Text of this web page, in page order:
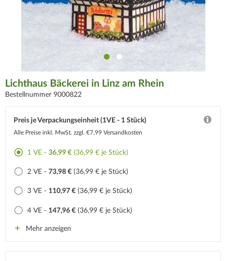
Lichthaus Bäckerei in Linz am Rhein
Bestellnummer 9000822
Preis je Verpackungseinheit (1VE - 1 Stück)
Alle Preise inkl. MwSt. zzgl. €7,99 Versandkosten
1 VE - 36,99 € (36,99 € je Stück)
2 VE - 73,98 € (36,99 € je Stück)
3 VE - 110,97 € (36,99 € je Stück)
4 VE - 147,96 € (36,99 € je Stück)
Mehr anzeigen